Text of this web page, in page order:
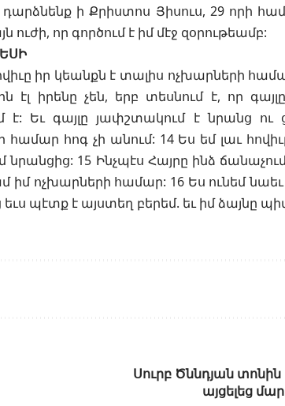
ի Քրիստոս Յիսուս, 29 որի
որ գործում է իմ մէջ զօրութեամբ:
իր կեանքն է տալիս ոչխարների
էլ իրենը չեն, երբ տեսնում է, որ
է: Եւ գայլը յափշտակում է նրանց ու
հոգ չի անում: 14 Ես եմ լաւ
նրանցից: 15 Ինչպէս Հայրը ինձ
իմ ոչխարների համար: 16 Ես ունեմ նաեւ
պէտք է այստեղ բերեմ. եւ իմ ձայնը
Սուրբ Ծննդյան
այցելեց